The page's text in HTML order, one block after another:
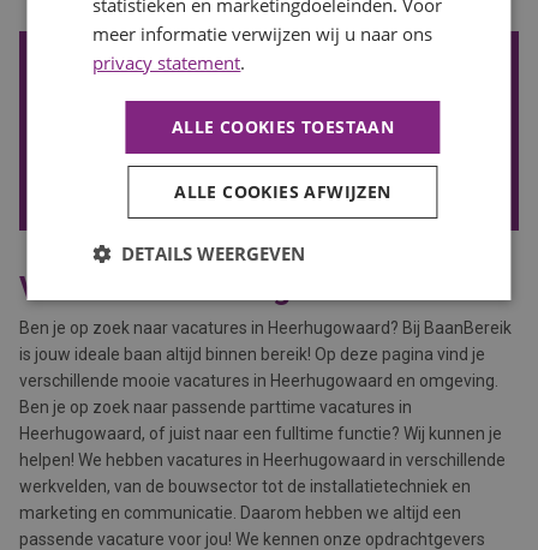
De nieuwste vacatures ontvangen?
Wil je de nieuwste vacatures in je mail ontvangen? Schrijf je
in voor onze vacature alert!
Vacatures Heerhugowaard
Ben je op zoek naar vacatures in Heerhugowaard? Bij BaanBereik
is jouw ideale baan altijd binnen bereik! Op deze pagina vind je
verschillende mooie vacatures in Heerhugowaard en omgeving.
Ben je op zoek naar passende parttime vacatures in
Heerhugowaard, of juist naar een fulltime functie? Wij kunnen je
helpen! We hebben vacatures in Heerhugowaard in verschillende
werkvelden, van de bouwsector tot de installatietechniek en
marketing en communicatie. Daarom hebben we altijd een
passende vacature voor jou! We kennen onze opdrachtgevers
statistieken en marketingdoeleinden. Voor
meer informatie verwijzen wij u naar ons
privacy statement.
ALLE COOKIES TOESTAAN
ALLE COOKIES AFWIJZEN
DETAILS WEERGEVEN